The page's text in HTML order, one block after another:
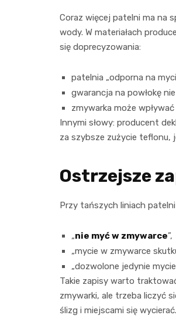
Coraz więcej patelni ma na
wody. W materiałach
się doprecyzowania:
patelnia „odporna na
gwarancja na powłokę
zmywarka może wpływać
Innymi słowy: producent
za szybsze zużycie teflonu,
Ostrzejsze
Przy tańszych liniach
„nie myć w zmywarce”,
„mycie w zmywarce
„dozwolone jedynie mycie
Takie zapisy warto
zmywarki, ale trzeba liczyć
ślizg i miejscami się wycierać.